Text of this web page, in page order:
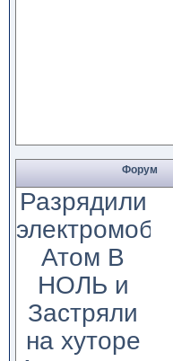
Форум
Разрядили
Атом В
НОЛЬ и
Застряли
на хуторе